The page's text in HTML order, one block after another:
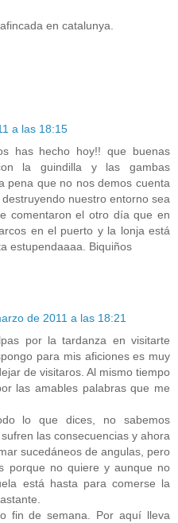
en catalunya.
a las 18:15
has hecho hoy!! que buenas
la guindilla y las gambas
pena que no nos demos cuenta
nuestro entorno sea
comentaron el otro día que en
en el puerto y la lonja está
estupendaaaa. Biquiños
de 2011 a las 18:21
por la tardanza en visitarte
para mis aficiones es muy
de visitaros. Al mismo tiempo
las amables palabras que me
lo que dices, no sabemos
las consecuencias y ahora
sucedáneos de angulas, pero
porque no quiere y aunque no
está hasta para comerse la
fin de semana. Por aquí lleva